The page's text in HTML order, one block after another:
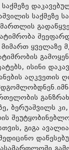
საქმეზე
ყველაზე
ისინი
აღკვეთის
განზრახ
ბერუაშვილს
გიგა